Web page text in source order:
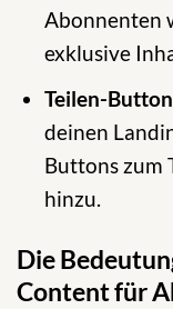
Abonnenten
exklusive
Teilen-
deinen
Buttons zum
hinzu.
Die
Content für